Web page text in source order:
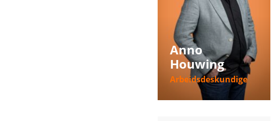
Anno
Houwing
Arbeidsdeskundige